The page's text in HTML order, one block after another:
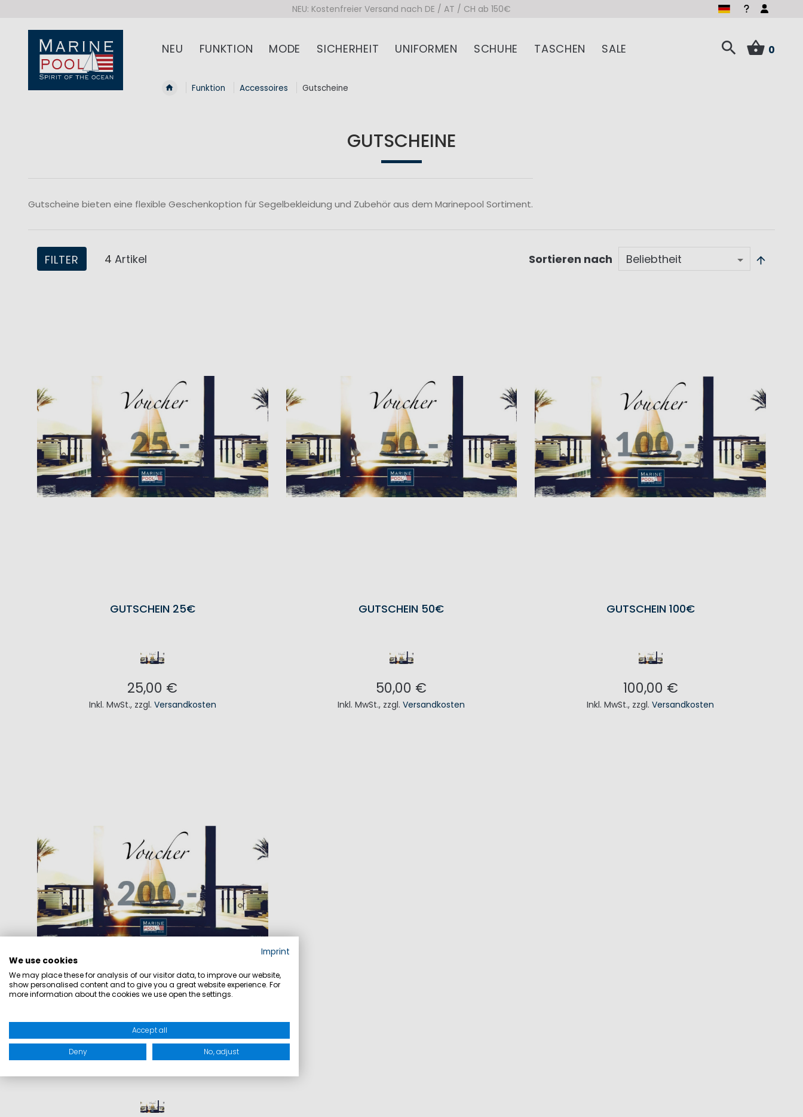
NEU: Kostenfreier Versand nach DE / AT / CH ab 150€
NEU FUNKTION MODE SICHERHEIT UNIFORMEN SCHUHE TASCHEN SALE 0
Funktion Accessoires Gutscheine
GUTSCHEINE
Gutscheine bieten eine flexible Geschenkoption für Segelbekleidung und Zubehör aus dem Marinepool Sortiment.
FILTER 4 Artikel Sortieren nach
GUTSCHEIN 25€
25,00 €
Inkl. MwSt., zzgl. Versandkosten
GUTSCHEIN 50€
50,00 €
Inkl. MwSt., zzgl.Versandkosten
GUTSCHEIN 100€
100,00 €
Inkl. MwSt., zzgl.Versandkosten
GUTSCHEIN 200€
Imprint
We use cookies
We may place these for analysis of our visitor data, to improve our website,
show personalised content and to give you a great website experience. For
more information about the cookies we use open the settings.
Accept all
Deny No, adjust